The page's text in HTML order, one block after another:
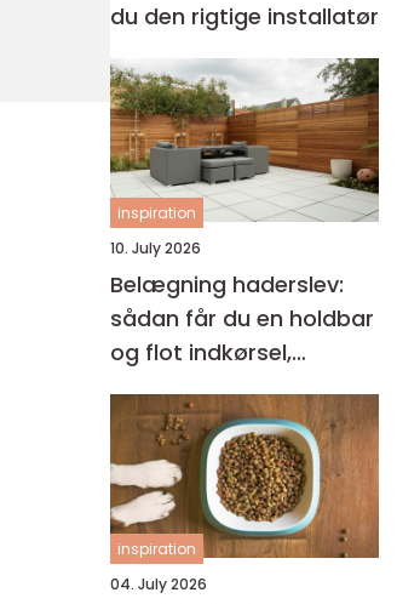
du den rigtige installatør
inspiration
10. July 2026
Belægning haderslev:
sådan får du en holdbar
og flot indkørsel,
terrasse og gårdsplads
inspiration
04. July 2026